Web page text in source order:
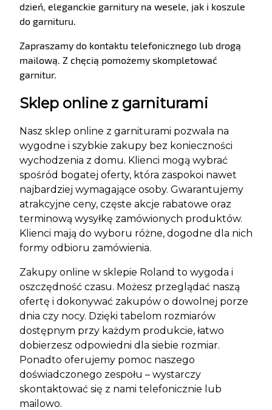
dzień, eleganckie garnitury na wesele, jak i koszule
do garnituru.
Zapraszamy do kontaktu telefonicznego lub drogą
mailową. Z chęcią pomożemy skompletować
garnitur.
Sklep online z garniturami
Nasz sklep online z garniturami pozwala na
wygodne i szybkie zakupy bez konieczności
wychodzenia z domu. Klienci mogą wybrać
spośród bogatej oferty, która zaspokoi nawet
najbardziej wymagające osoby. Gwarantujemy
atrakcyjne ceny, częste akcje rabatowe oraz
terminową wysyłkę zamówionych produktów.
Klienci mają do wyboru różne, dogodne dla nich
formy odbioru zamówienia.
Zakupy online w sklepie Roland to wygoda i
oszczędność czasu. Możesz przeglądać naszą
ofertę i dokonywać zakupów o dowolnej porze
dnia czy nocy. Dzięki tabelom rozmiarów
dostępnym przy każdym produkcie, łatwo
dobierzesz odpowiedni dla siebie rozmiar.
Ponadto oferujemy pomoc naszego
doświadczonego zespołu – wystarczy
skontaktować się z nami telefonicznie lub
mailowo.